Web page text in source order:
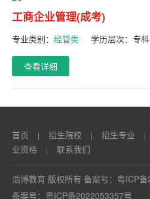
工商企业管理(成考)
专业类别： 经管类 学历层次： 专科
查看详细
首页 | 招生院校 | 招生专业 |
业资格
| 联系我们
浩博教育 版权所有 备案号： 粤ICP
备案号： 粤ICP备2022053357号